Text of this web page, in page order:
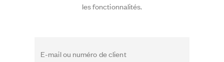
les fonctionnalités.